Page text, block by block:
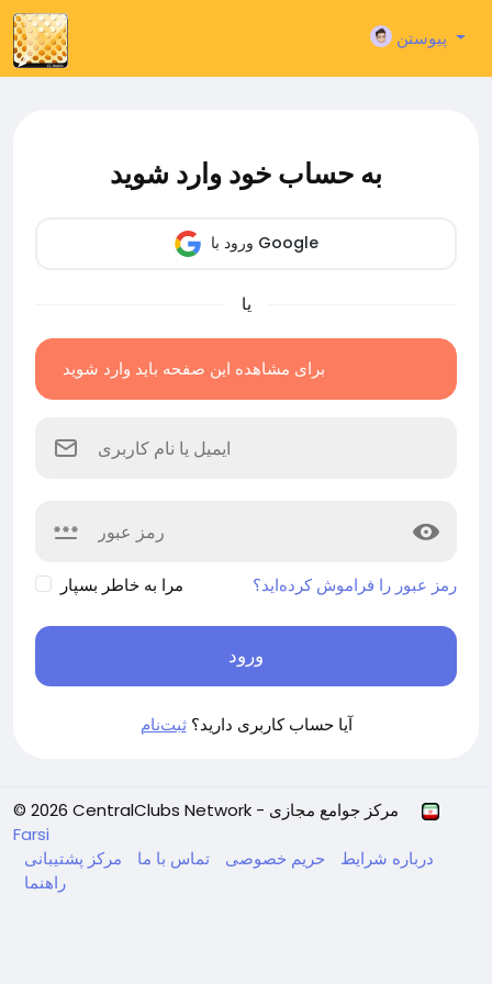
پیوستن
به حساب خود وارد شوید
ورود با Google
یا
برای مشاهده این صفحه باید وارد شوید
مرا به خاطر بسپار رمز عبور را فراموش کرده‌اید؟
ورود
آیا حساب کاربری دارید؟ثبت‌نام
© 2026 CentralClubs Network - مرکز جوامع مجازی
Farsi
درباره شرایط حریم خصوصی تماس با ما
مرکز پشتیبانی
راهنما